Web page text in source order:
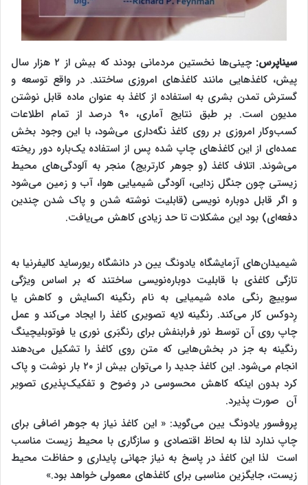
سیناپرس:
چینی‌ها نخستین مردمانی بودند که بیش از ۲ هزار سال
پیش، کاغذهایی مانند کاغذهای امروزی ساختند. در واقع توسعه و
گسترش تمدن بشری به استفاده از کاغذ به عنوان ماده قابل نوشتن
مدیون است. بر طبق نتایج آماری، ۹۰ درصد از تمام اطلاعات
کسب‌وکار امروزی بر روی کاغذ نگه‌داری می‌شود، با این وجود بخش
عمده‌ای از این کاغذهای چاپ شده پس از استفاده یک‌باره دور ریخته
می‌شوند. اتلاف کاغذ (و جوهر کارتریج) منجر به آلودگی‌های محیط
زیستی چون جنگل زدایی، آلودگی شیمیایی هوا، آب و زمین می‌شود
و اگر قابل دوباره نویسی (قابلیت نوشته شدن و پاک شدن چندین
دفعه‌ای) بود این مشکلات تا حد زیادی کاهش می‌یافت.
شیمیدان‌های آزمایشگاه یادونگ یین در دانشگاه ریورساید کالیفرنیا به
تازگی کاغذی با قابلیت دوباره‌نویسی ساختند که بر اساس ویژگی
سوییچ رنگی ماده شیمیایی به نام رنگینه اکسایش و کاهش یا
رِدوکس کار می‌کند. رنگینه لایه تصویری کاغذ را ایجاد می‌کند و عمل
چاپ روی آن توسط نور فرابنفش برای رنگبَری نوری یا فوتوبلیچینگ
رنگینه به جز در بخش‌هایی که متن روی کاغذ را تشکیل می‌دهند
انجام می‌شود. این کاغذ جدید را می‌توان بیش از ۲۰ بار نوشت و پاک
کرد بدون اینکه کاهش محسوسی در وضوح و تفکیک‌پذیری تصویر
آن صورت پذیرد.
پروفسور یادونگ یین می‌گوید: « این کاغذ نیاز به جوهر اضافی برای
چاپ ندارد لذا به لحاظ اقتصادی و سازگاری با محیط زیست مناسب
است لذا این کاغذ در پاسخ به نیاز جهانی پایداری و حفاظت محیط
زیست، جایگزین مناسبی برای کاغذهای معمولی خواهد بود.»